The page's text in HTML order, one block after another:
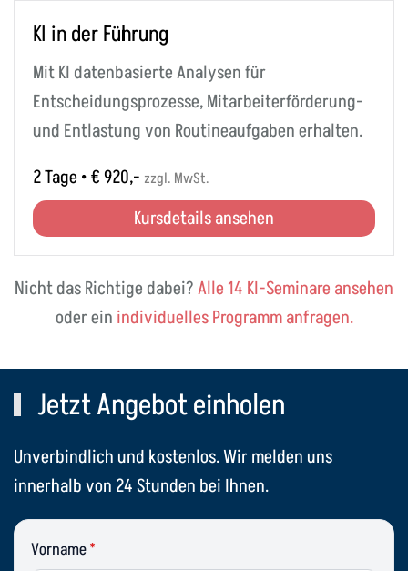
KI in der Führung
Mit KI datenbasierte Analysen für
Entscheidungsprozesse, Mitarbeiterförderung-
und Entlastung von Routineaufgaben erhalten.
2 Tage • € 920,- zzgl. MwSt.
Kursdetails ansehen
Nicht das Richtige dabei?Alle 14 KI-Seminare ansehen
oder ein individuelles Programm anfragen.
Jetzt Angebot einholen
Unverbindlich und kostenlos. Wir melden uns
innerhalb von 24 Stunden bei Ihnen.
Vorname*